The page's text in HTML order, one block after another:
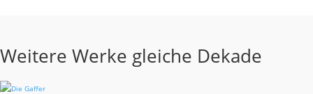
Weitere Werke gleiche Dekade